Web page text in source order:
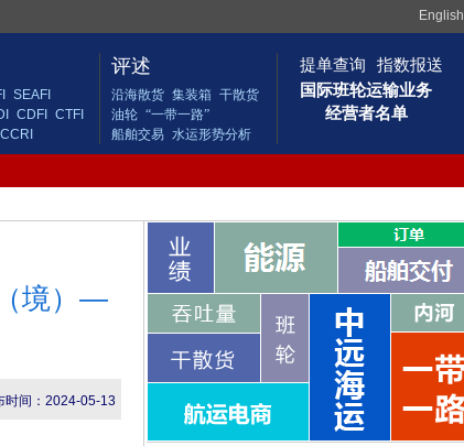
English
SEAFI
CDFI
CTFI
CCRI
评述
沿海散货 集装箱 干散货
油轮 “一带一路”
船舶交易 水运形势分析
提单查询
指数报送
国际班轮运输业务
经营者名单
境）—
时间：2024-05-13